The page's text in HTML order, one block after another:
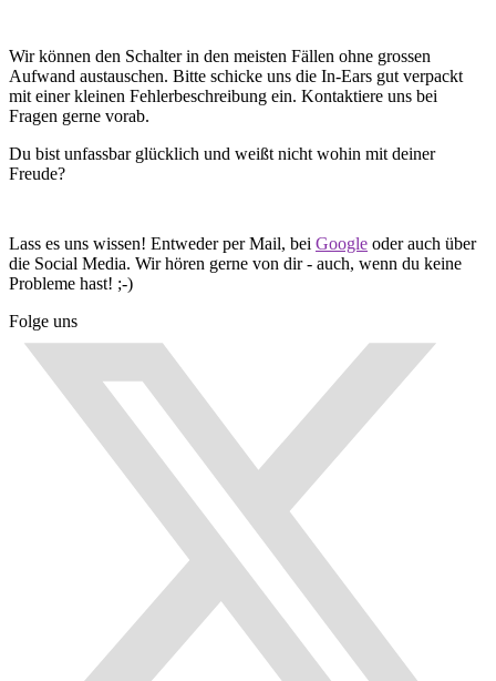
Wir können den Schalter in den meisten Fällen ohne grossen
Aufwand austauschen. Bitte schicke uns die In-Ears gut verpackt
mit einer kleinen Fehlerbeschreibung ein. Kontaktiere uns bei
Fragen gerne vorab.
Du bist unfassbar glücklich und weißt nicht wohin mit deiner
Freude?
Lass es uns wissen! Entweder per Mail, bei Google oder auch über
die Social Media. Wir hören gerne von dir - auch, wenn du keine
Probleme hast! ;-)
Folge uns